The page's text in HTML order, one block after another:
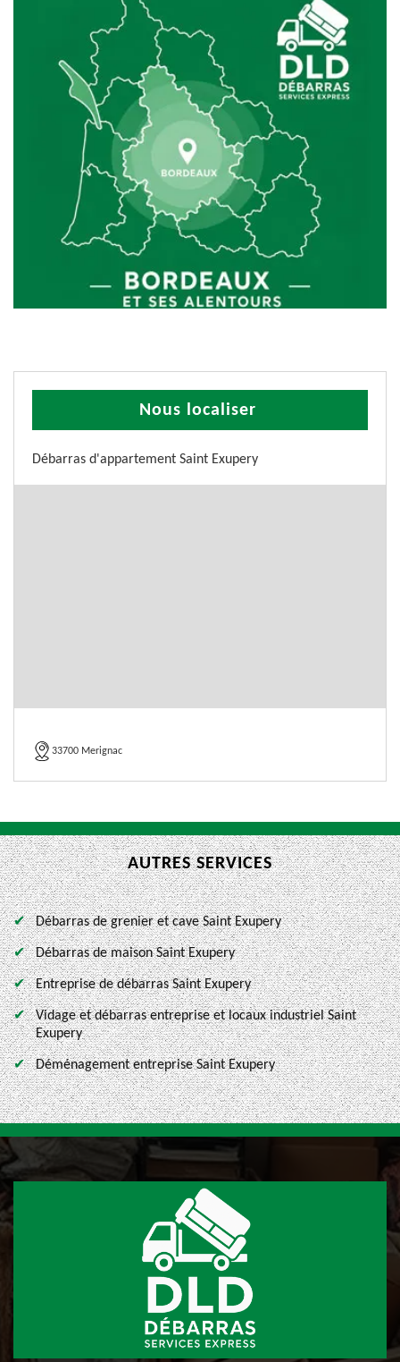
Nous localiser
Débarras d'appartement Saint Exupery
33700 Merignac
AUTRES SERVICES
Débarras de grenier et cave Saint Exupery
Débarras de maison Saint Exupery
Entreprise de débarras Saint Exupery
Vidage et débarras entreprise et locaux industriel Saint
Exupery
Déménagement entreprise Saint Exupery